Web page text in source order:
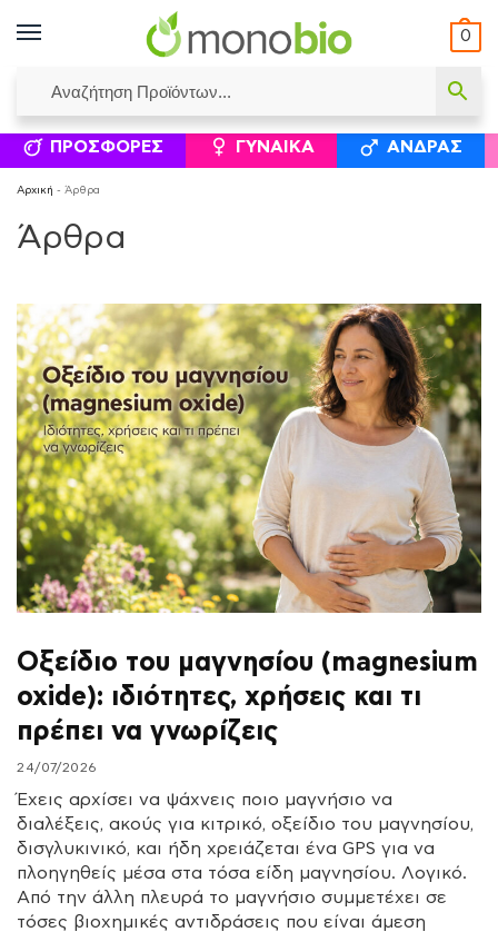
0
ΙΣΟΛΟΓΙΣΜΟΊ ΕΛΕΆΝΝΑ ΧΡΙΣΤΙΝΆΚΗ ΕΠΙΚΟΙΝΩΝΊΑ
ΣΥΜΠΛΗΡΏΜΑΤΑ ΔΙΑΤΡΟΦΉΣ ΦΥΣΙΚΆ
ΠΡΟΣΦΟΡΈΣ ΓΥΝΑΊΚΑ ΆΝΔΡΑΣ
Αρχική - Άρθρα
Άρθρα
Οξείδιο του μαγνησίου (magnesium
oxide): ιδιότητες, χρήσεις και τι
πρέπει να γνωρίζεις
24/07/2026
Έχεις αρχίσει να ψάχνεις ποιο μαγνήσιο να
διαλέξεις, ακούς για κιτρικό, οξείδιο του μαγνησίου,
δισγλυκινικό, και ήδη χρειάζεται ένα GPS για να
πλοηγηθείς μέσα στα τόσα είδη μαγνησίου. Λογικό.
Από την άλλη πλευρά το μαγνήσιο συμμετέχει σε
τόσες βιοχημικές αντιδράσεις που είναι άμεση